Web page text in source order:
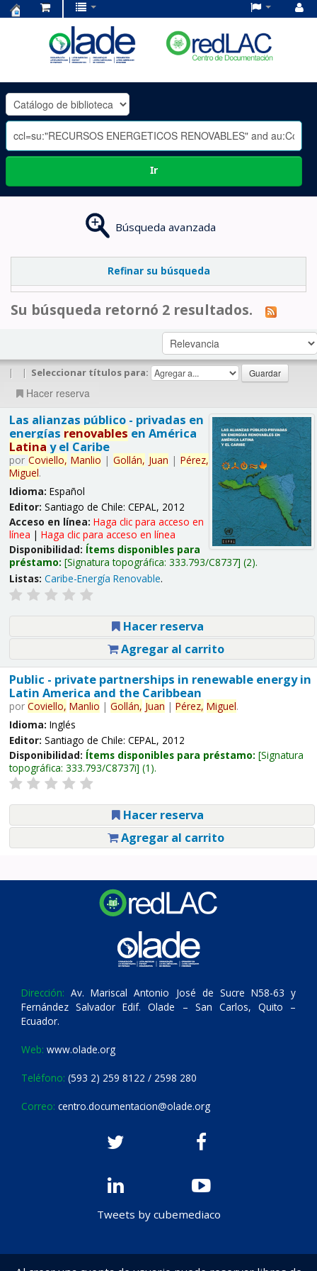
OLADE
-
Ir
Búsqueda avanzada
Refinar su búsqueda
Su búsqueda retornó 2 resultados.
| | Seleccionar títulos para:
Hacer reserva
Las alianzas público - privadas en
energías renovables en América
Latina y el Caribe
por Coviello, Manlio | Gollán, Juan | Pérez,
Miguel.
Idioma: Español
Editor: Santiago de Chile: CEPAL, 2012
Acceso en línea: Haga clic para acceso en
línea | Haga clic para acceso en línea
Disponibilidad: Ítems disponibles para
préstamo: Signatura topográfica: 333.793/C8737 (2).
Listas: Caribe-Energía Renovable.
Hacer reserva
Agregar al carrito
Public - private partnerships in renewable energy in
Latin America and the Caribbean
por Coviello, Manlio | Gollán, Juan | Pérez, Miguel.
Idioma: Inglés
Editor: Santiago de Chile: CEPAL, 2012
Disponibilidad: Ítems disponibles para préstamo: Signatura
topográfica: 333.793/C8737i (1).
Hacer reserva
Agregar al carrito
Dirección: Av. Mariscal Antonio José de Sucre N58-63 y
Fernández Salvador Edif. Olade – San Carlos, Quito –
Ecuador.
Web: www.olade.org
Teléfono: (593 2) 259 8122 / 2598 280
Correo: centro.documentacion@olade.org
Tweets by cubemediaco